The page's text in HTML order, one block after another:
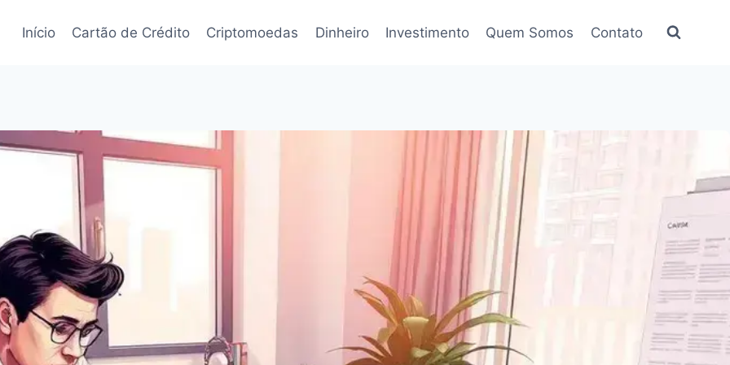
Início Cartão de Crédito Criptomoedas Dinheiro Investimento Quem Somos Contato